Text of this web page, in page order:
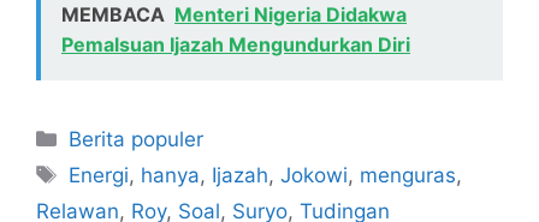
MEMBACA Menteri Nigeria Didakwa
Pemalsuan Ijazah Mengundurkan Diri
Kategori
Berita populer
Tag
Energi, hanya, Ijazah,Jokowi, menguras,
Relawan, Roy, Soal, Suryo, Tudingan